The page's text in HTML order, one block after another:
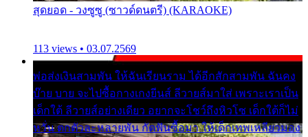
สุดยอด - วงซูซู (ซาวด์ดนตรี) (KARAOKE)
113 views • 03.07.2569
พ่อส่งเงินสามพัน ให้ฉันเรียนราม ได้อีกสักสามพัน ฉันคง
บ๊าย บาย จะไปซื้อกางเกงยีนส์ ลีวายส์มาใส่ เพราะเราเป็น
เด็กใต้ ลีวายส์อย่างเดียว อยากจะโชว์ถึงหิวโซ เด็กใต้ก็ไม่
หวั่น ตกตัวละหลายพัน กัดฟันซื้อมา ให้เด็กเทพเหลียวมอง